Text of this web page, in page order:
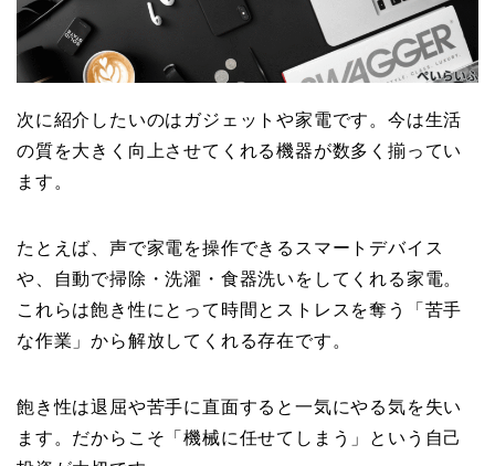
次に紹介したいのはガジェットや家電です。今は生活
の質を大きく向上させてくれる機器が数多く揃ってい
ます。
たとえば、声で家電を操作できるスマートデバイス
や、自動で掃除・洗濯・食器洗いをしてくれる家電。
これらは飽き性にとって時間とストレスを奪う「苦手
な作業」から解放してくれる存在です。
飽き性は退屈や苦手に直面すると一気にやる気を失い
ます。だからこそ「機械に任せてしまう」という自己